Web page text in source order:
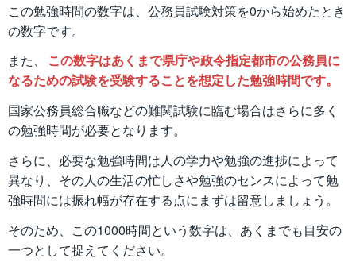
この勉強時間の数字は、公務員試験対策を0から始めたとき
の数字です。
また、
この数字はあくまで県庁や政令指定都市の公務員に
なるための試験を受験することを想定した勉強時間です。
国家公務員総合職などの難関試験に臨む場合はさらに多く
の勉強時間が必要となります。
さらに、必要な勉強時間は人の学力や勉強の進捗によって
異なり、その人の生活の忙しさや勉強のセンスによって勉
強時間には振れ幅が存在する点にまずは留意しましょう。
そのため、この1000時間という数字は、あくまでも目安の
一つとして捉えてください。